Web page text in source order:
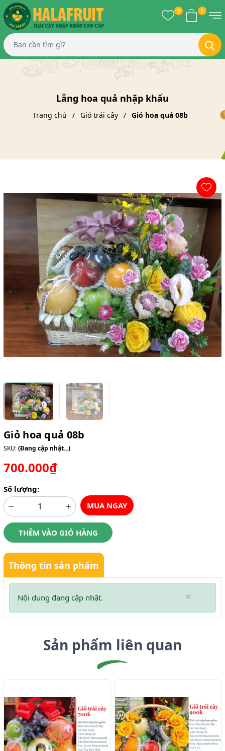
0 0
Lẵng hoa quả nhập khẩu
Trang chủ Giỏ trái cây Giỏ hoa quả 08b
Giỏ hoa quả 08b
SKU:(Đang cập nhật...)
700.000₫
Số lượng:
MUA NGAY
THÊM VÀO GIỎ HÀNG
Thông tin sản phẩm
×
Nội dung đang cập nhật.
Sản phẩm liên quan